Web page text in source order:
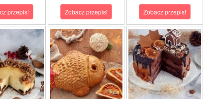
przepis! Zobacz przepis! Zobacz przepis!